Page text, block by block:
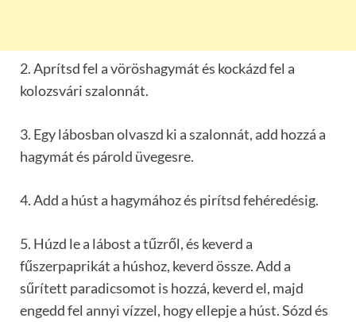
2. Aprítsd fel a vöröshagymát és kockázd fel a
kolozsvári szalonnát.
3. Egy lábosban olvaszd ki a szalonnát, add hozzá a
hagymát és párold üvegesre.
4. Add a húst a hagymához és pirítsd fehéredésig.
5. Húzd le a lábost a tűzről, és keverd a
fűszerpaprikát a húshoz, keverd össze. Add a
sűrített paradicsomot is hozzá, keverd el, majd
engedd fel annyi vízzel, hogy ellepje a húst. Sózd és